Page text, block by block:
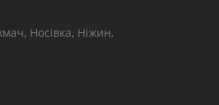
Носівка, Ніжин,